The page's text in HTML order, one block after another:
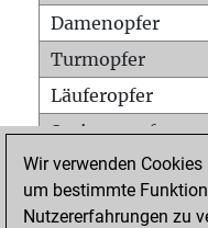
Damenopfer
Turmopfer
Läuferopfer
Springeropfer
Bauernopfer
Matt auf vollem
Wir verwenden
um bestimmte
Nutzererfahrungen zu